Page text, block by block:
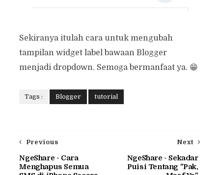
Sekiranya itulah cara untuk mengubah
tampilan widget label bawaan Blogger
menjadi dropdown. Semoga bermanfaat ya. 😁
Tags : Blogger tutorial
Next
NgeShare - Sekadar
Puisi Tentang "Pak,
Previous
NgeShare - Cara
Menghapus Semua